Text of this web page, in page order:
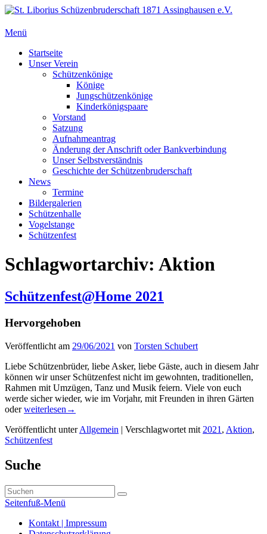
Zum
springen
St. Liborius Schüzenbruderschaft 1871 Assinghausen e.V.
Menü
Primäres
Menü
Startseite
Unser Verein
Schützenkönige
Könige
Jungschützenkönige
Kinderkönigspaare
Vorstand
Satzung
Aufnahmeantrag
Änderung der Anschrift oder Bankverbindung
Unser Selbstverständnis
Geschichte der Schützenbruderschaft
News
Termine
Bildergalerien
Schützenhalle
Vogelstange
Schützenfest
Schlagwortarchiv: Aktion
Schützenfest@Home 2021
Hervorgehoben
Veröffentlicht am 29/06/2021 von Torsten Schubert
Liebe Schützenbrüder, liebe Asker, liebe Gäste, auch in diesem Jahr
können wir unser Schützenfest nicht im gewohnten, traditionellen,
Rahmen mit Umzügen, Tanz und Musik feiern. Viele von euch
werde sicher wieder, wie im Vorjahr, mit Freunden in ihren Gärten
oderSchützenfest@Home
weiterlesen →
Veröffentlicht unter Allgemein | Verschlagwortet mit 2021 , Aktion,
Schützenfest
Primärer
Widgetbereich
Suche
Suchen
nach:
Suchen
Seitenfuß-Menü
Seitenfuß-
Kontakt | Impressum